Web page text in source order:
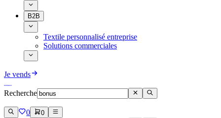
B2B
Textile personnalisé entreprise
Solutions commerciales
Je vends
Recherche
0 0